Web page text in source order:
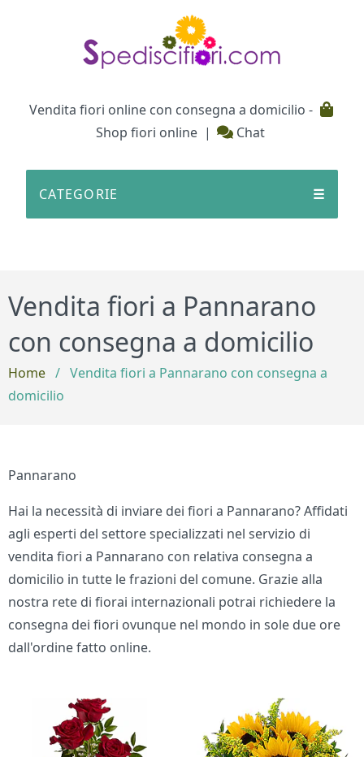
Vendita fiori online con consegna a domicilio -
Shop fiori online | Chat
CATEGORIE ☰
Vendita fiori a Pannarano
con consegna a domicilio
Home / Vendita fiori a Pannarano con consegna a
domicilio
Pannarano
Hai la necessità di inviare dei fiori a Pannarano? Affidati
agli esperti del settore specializzati nel servizio di
vendita fiori a Pannarano con relativa consegna a
domicilio in tutte le frazioni del comune. Grazie alla
nostra rete di fiorai internazionali potrai richiedere la
consegna dei fiori ovunque nel mondo in sole due ore
dall'ordine fatto online.
Bouquet di fiori